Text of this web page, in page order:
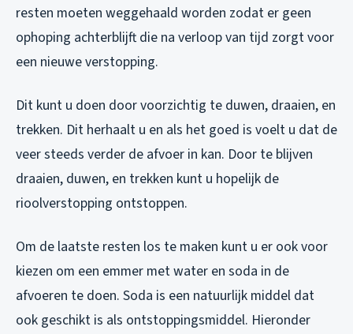
resten moeten weggehaald worden zodat er geen
ophoping achterblijft die na verloop van tijd zorgt voor
een nieuwe verstopping.
Dit kunt u doen door voorzichtig te duwen, draaien, en
trekken. Dit herhaalt u en als het goed is voelt u dat de
veer steeds verder de afvoer in kan. Door te blijven
draaien, duwen, en trekken kunt u hopelijk de
rioolverstopping ontstoppen.
Om de laatste resten los te maken kunt u er ook voor
kiezen om een emmer met water en soda in de
afvoeren te doen. Soda is een natuurlijk middel dat
ook geschikt is als ontstoppingsmiddel. Hieronder